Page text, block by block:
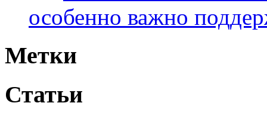
особенно важно
Метки
Статьи